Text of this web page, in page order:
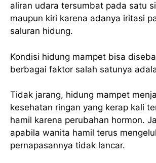
aliran udara tersumbat pada satu
maupun kiri karena adanya iritasi
saluran hidung.
Kondisi hidung mampet bisa
berbagai faktor salah satunya
Tidak jarang, hidung mampet
kesehatan ringan yang kerap kali
hamil karena perubahan hormon.
apabila wanita hamil terus
pernapasannya tidak lancar.